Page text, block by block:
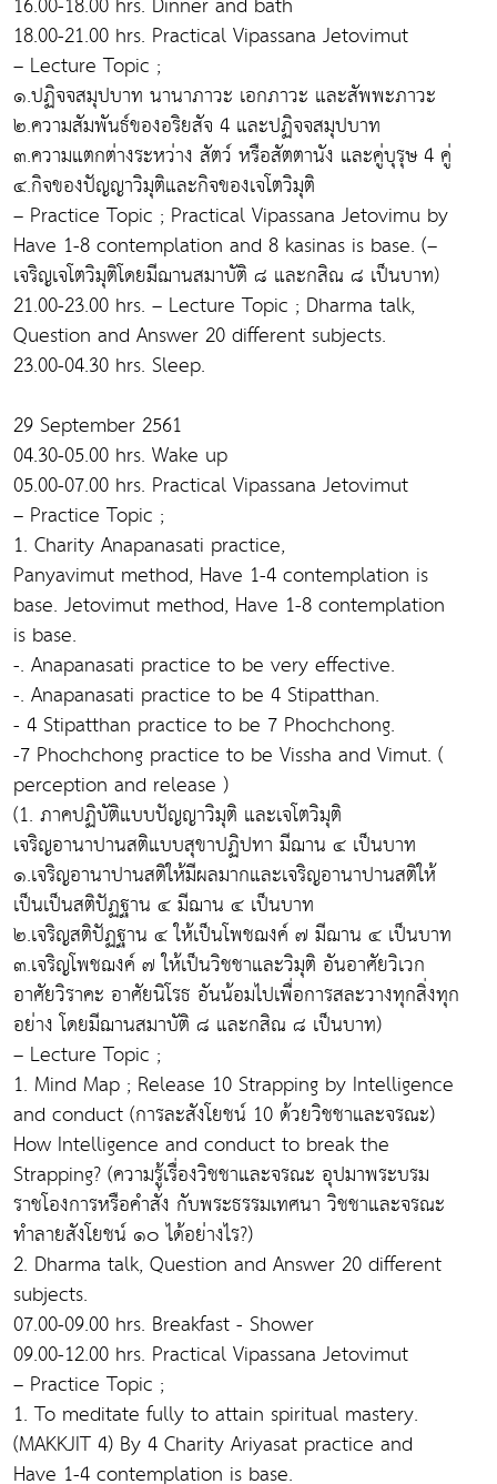
18.00-21.00 hrs. Practical Vipassana Jetovimut
– Lecture Topic ;
๑.ปฏิจจสมุปบาท นานาภาวะ เอกภาวะ และสัพพะภาวะ
๒.ความสัมพันธ์ของอริยสัจ 4 และปฏิจจสมุปบาท
๓.ความแตกต่างระหว่าง สัตว์ หรือสัตตานัง และคู่บุรุษ 4 คู่
๔.กิจของปัญญาวิมุติและกิจของเจโตวิมุติ
– Practice Topic ; Practical Vipassana Jetovimu by
Have 1-8 contemplation and 8 kasinas is base. (–
เจริญเจโตวิมุติโดยมีฌานสมาบัติ ๘ และกสิณ ๘ เป็นบาท)
21.00-23.00 hrs. – Lecture Topic ; Dharma talk,
Question and Answer 20 different subjects.
23.00-04.30 hrs. Sleep.
29 September 2561
04.30-05.00 hrs. Wake up
05.00-07.00 hrs. Practical Vipassana Jetovimut
– Practice Topic ;
1. Charity Anapanasati practice,
Panyavimut method, Have 1-4 contemplation is
base. Jetovimut method, Have 1-8 contemplation
is base.
-. Anapanasati practice to be very effective.
-. Anapanasati practice to be 4 Stipatthan.
- 4 Stipatthan practice to be 7 Phochchong.
-7 Phochchong practice to be Vissha and Vimut. (
perception and release )
(1. ภาคปฏิบัติแบบปัญญาวิมุติ และเจโตวิมุติ
เจริญอานาปานสติแบบสุขาปฏิปทา มีฌาน ๔ เป็นบาท
๑.เจริญอานาปานสติให้มีผลมากและเจริญอานาปานสติให้
เป็นเป็นสติปัฏฐาน ๔ มีฌาน ๔ เป็นบาท
๒.เจริญสติปัฏฐาน ๔ ให้เป็นโพชฌงค์ ๗ มีฌาน ๔ เป็นบาท
๓.เจริญโพชฌงค์ ๗ ให้เป็นวิชชาและวิมุติ อันอาศัยวิเวก
อาศัยวิราคะ อาศัยนิโรธ อันน้อมไปเพื่อการสละวางทุกสิ่งทุก
อย่าง โดยมีฌานสมาบัติ ๘ และกสิณ ๘ เป็นบาท)
– Lecture Topic ;
1. Mind Map ; Release 10 Strapping by Intelligence
and conduct (การละสังโยชน์ 10 ด้วยวิชชาและจรณะ)
How Intelligence and conduct to break the
Strapping? (ความรู้เรื่องวิชชาและจรณะ อุปมาพระบรม
ราชโองการหรือคำสั่ง กับพระธรรมเทศนา วิชชาและจรณะ
ทำลายสังโยชน์ ๑๐ ได้อย่างไร?)
2. Dharma talk, Question and Answer 20 different
subjects.
07.00-09.00 hrs. Breakfast - Shower
09.00-12.00 hrs. Practical Vipassana Jetovimut
– Practice Topic ;
1. To meditate fully to attain spiritual mastery.
(MAKKJIT 4) By 4 Charity Ariyasat practice and
Have 1-4 contemplation is base.